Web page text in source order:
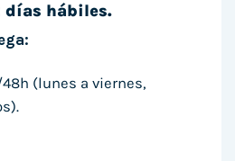
días hábiles.
(lunes a viernes,